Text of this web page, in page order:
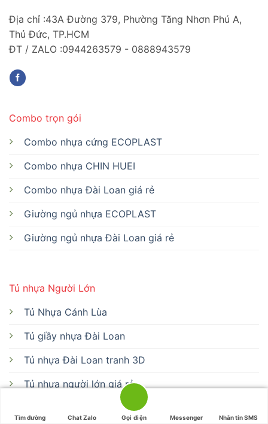
Địa chỉ :43A Đường 379, Phường Tăng Nhơn Phú A,
Thủ Đức, TP.HCM
ĐT / ZALO :0944263579 - 0888943579
Tủ nhựa Người Lớn
Tủ Nhựa Cánh Lùa
Tủ giầy nhựa Đài Loan
Tủ nhựa Đài Loan tranh 3D
Tủ nhựa người lớn giá rẻ
Combo trọn gói
Combo nhựa cứng ECOPLAST
Combo nhựa CHIN HUEI
Combo nhựa Đài Loan giá rẻ
Giường ngủ nhựa ECOPLAST
Giường ngủ nhựa Đài Loan giá rẻ
Tìm đường Chat Zalo Gọi điện Messenger Nhắn tin SMS